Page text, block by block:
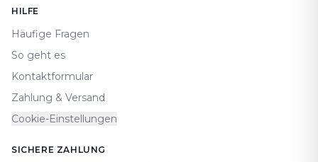
HILFE
Häufige Fragen
So geht es
Kontaktformular
Zahlung & Versand
Cookie-Einstellungen
SICHERE ZAHLUNG